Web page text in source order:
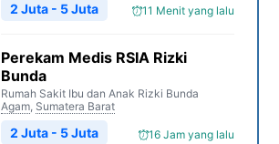
11 Menit yang lalu
2 Juta - 5 Juta
Perekam Medis RSIA Rizki
Bunda
Rumah Sakit Ibu dan Anak Rizki Bunda
Agam, Sumatera Barat
16 Jam yang lalu
2 Juta - 5 Juta